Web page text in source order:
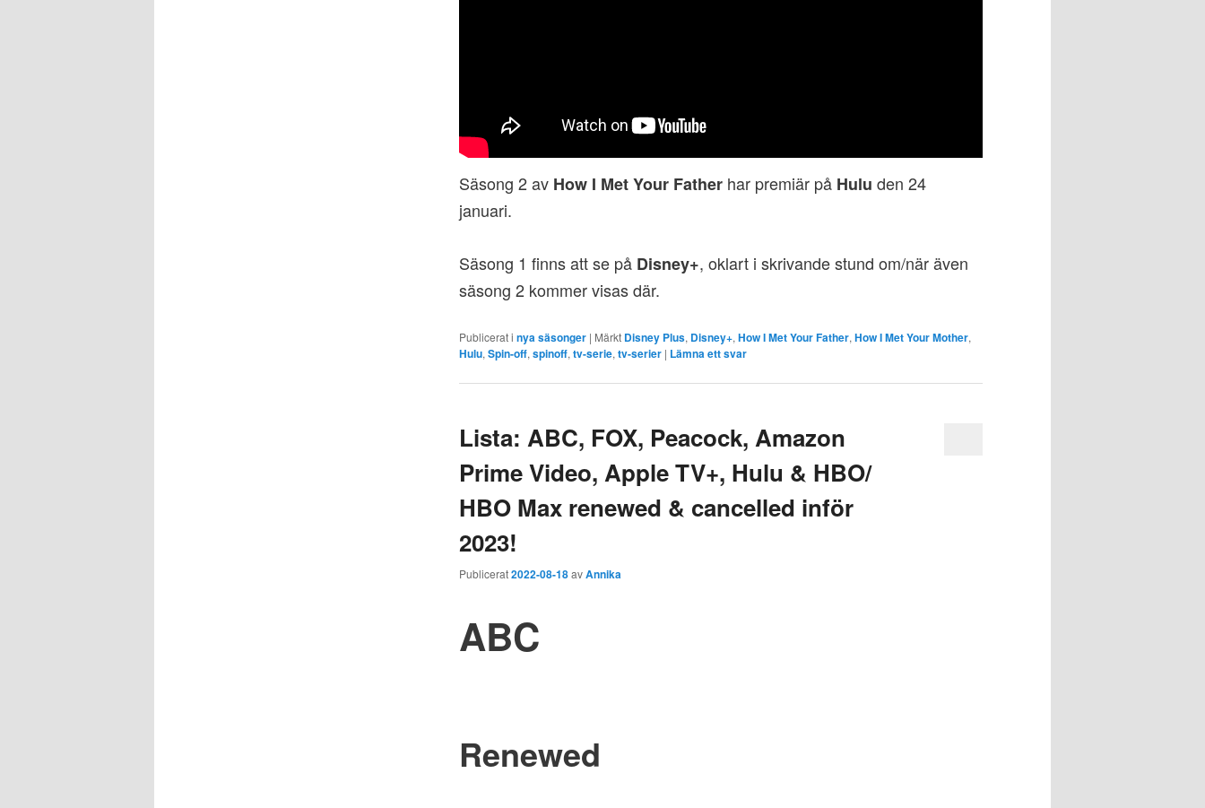
Säsong 2 av How I Met Your Father har premiär på Hulu den 24
januari.
Säsong 1 finns att se på Disney+, oklart i skrivande stund om/när även
säsong 2 kommer visas där.
Publicerat i nya säsonger | Märkt Disney Plus, Disney+, How I Met Your Father, How I Met Your Mother,
Hulu, Spin-off, spinoff, tv-serie, tv-serier | Lämna ett svar
Lista: ABC, FOX, Peacock, Amazon
Prime Video, Apple TV+, Hulu & HBO/
HBO Max renewed & cancelled inför
2023!
Publicerat2022-08-18avAnnika
ABC
Renewed